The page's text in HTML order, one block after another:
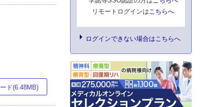
ド(6.48MB)
リモートログインはこちらへ
ログインできない場合はこちらへ